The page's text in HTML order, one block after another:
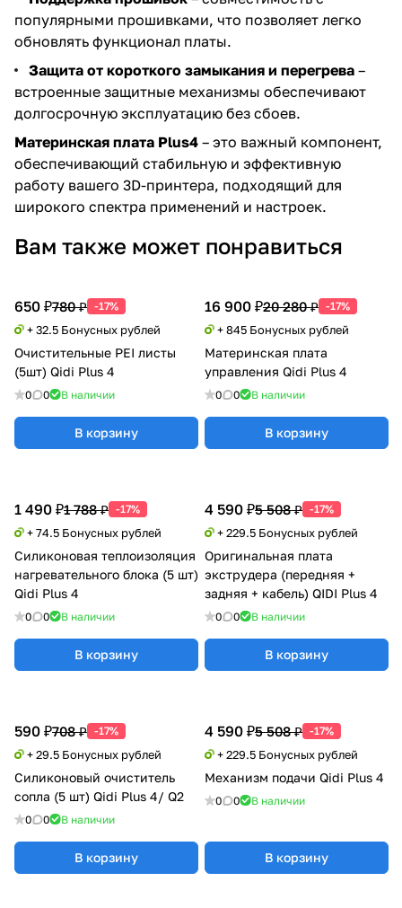
популярными прошивками, что позволяет легко
обновлять функционал платы.
Защита от короткого замыкания и перегрева –
встроенные защитные механизмы обеспечивают
долгосрочную эксплуатацию без сбоев.
Материнская плата Plus4 – это важный компонент,
обеспечивающий стабильную и эффективную
работу вашего 3D-принтера, подходящий для
широкого спектра применений и настроек.
Вам также может понравиться
650 ₽780 ₽ -17%
+ 32.5 Бонусных рублей
Очистительные PEI листы
(5шт) Qidi Plus 4
0 0 В наличии
В корзину
16 900 ₽20 280 ₽ -17%
+ 845 Бонусных рублей
Материнская плата
управления Qidi Plus 4
0 0 В наличии
В корзину
4 590 ₽5 508 ₽ -17%
+ 229.5 Бонусных рублей
Оригинальная плата
экструдера (передняя +
задняя + кабель) QIDI Plus 4
0 0 В наличии
В корзину
590 ₽708 ₽ -17%
+ 29.5 Бонусных рублей
Силиконовый очиститель
сопла (5 шт) Qidi Plus 4/ Q2
0 0 В наличии
В корзину
4 590 ₽5 508 ₽ -17%
+ 229.5 Бонусных рублей
Механизм подачи Qidi Plus 4
0 0 В наличии
В корзину
1 490 ₽1 788 ₽ -17%
+ 74.5 Бонусных рублей
Силиконовая теплоизоляция
нагревательного блока (5 шт)
Qidi Plus 4
0 0 В наличии
В корзину